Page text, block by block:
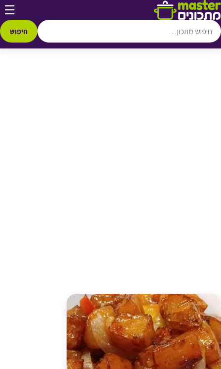
דלג לתוכן ☰
חיפוש
♥ הוספה